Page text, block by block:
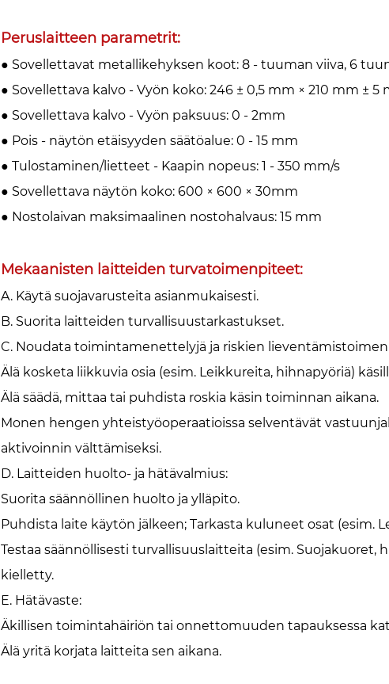
Peruslaitteen parametrit:
● Sovellettavat metallikehyksen koot: 8 - tuuman viiva, 6
● Sovellettava kalvo - Vyön koko: 246 ± 0,5 mm × 210 mm ± 5
● Sovellettava kalvo - Vyön paksuus: 0 - 2mm
● Pois - näytön etäisyyden säätöalue: 0 - 15 mm
● Tulostaminen/lietteet - Kaapin nopeus: 1 - 350 mm/s
● Sovellettava näytön koko: 600 × 600 × 30mm
● Nostolaivan maksimaalinen nostohalvaus: 15 mm
Mekaanisten laitteiden turvatoimenpiteet: ‌
A. Käytä suojavarusteita asianmukaisesti.‌
‌B. Suorita laitteiden turvallisuustarkastukset.‌
‌C. Noudata toimintamenettelyjä ja riskien
Älä kosketa liikkuvia osia (esim. Leikkureita, hihnapyöriä)
Älä säädä, mittaa tai puhdista roskia käsin toiminnan aikana.
Monen hengen yhteistyöoperaatioissa selventävät
aktivoinnin välttämiseksi.
D. Laitteiden huolto- ja hätävalmius: ‌
Suorita säännöllinen huolto ja ylläpito.
Puhdista laite käytön jälkeen; Tarkasta kuluneet osat (esim.
Testaa säännöllisesti turvallisuuslaitteita (esim.
kielletty.
E. Hätävaste: ‌
Äkillisen toimintahäiriön tai onnettomuuden tapauksessa
Älä yritä korjata laitteita sen aikana.